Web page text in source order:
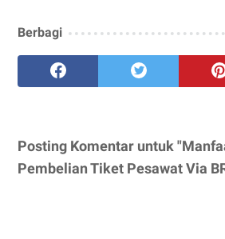
Berbagi
Posting Komentar untuk
Pembelian Tiket Pesawat Via